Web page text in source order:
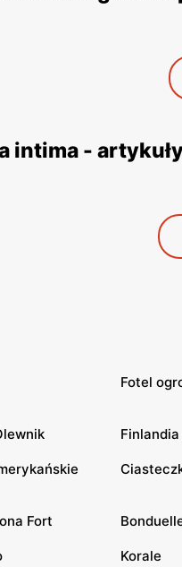
intima -
Fotel
Finlandia
Fort
Korale